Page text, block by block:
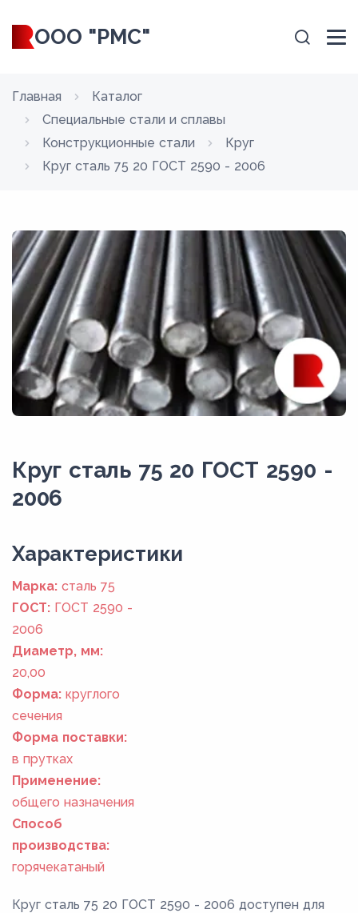
ООО "РМС"
Главная
Каталог
Специальные стали и сплавы
Конструкционные стали
Круг
Круг сталь 75 20 ГОСТ 2590 - 2006
Круг сталь 75 20 ГОСТ 2590 -
2006
Xарактеристики
Марка: сталь 75
ГОСТ: ГОСТ 2590 -
2006
Диаметр, мм:
20,00
Форма: круглого
сечения
Форма поставки:
в прутках
Применение:
общего назначения
Способ
производства:
горячекатаный
Круг сталь 75 20 ГОСТ 2590 - 2006 доступен для